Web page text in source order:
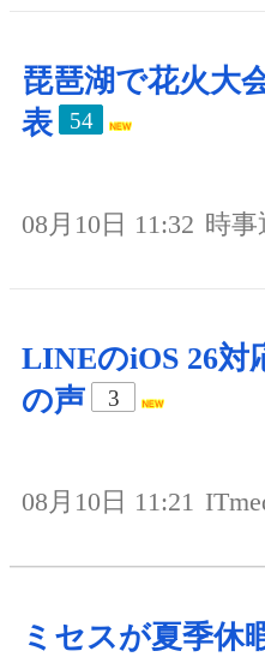
琵琶湖で花火大
表
54
08月10日 11:32 時事
LINEのiOS 26対
の声
3
08月10日 11:21
ミセスが夏季休